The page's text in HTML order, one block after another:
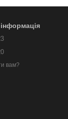
вам?